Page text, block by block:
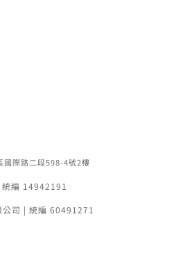
國際路二段598-4號2樓
編 14942191
公司 | 統編 60491271